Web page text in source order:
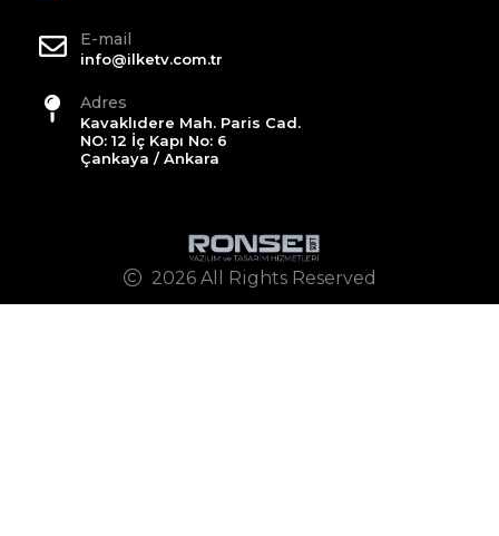
E-mail
info@ilketv.com.tr
Adres
Kavaklıdere Mah. Paris Cad.
NO: 12 İç Kapı No: 6
Çankaya / Ankara
2026 All Rights Reserved